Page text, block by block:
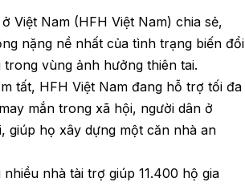
Việt Nam (HFH Việt Nam) chia sẻ,
nặng nề nhất của tình trạng biến đổi
vùng ảnh hưởng thiên tai.
tất, HFH Việt Nam đang hỗ trợ tối đa
mắn trong xã hội, người dân ở
giúp họ xây dựng một căn nhà an
nhà tài trợ giúp 11.400 hộ gia